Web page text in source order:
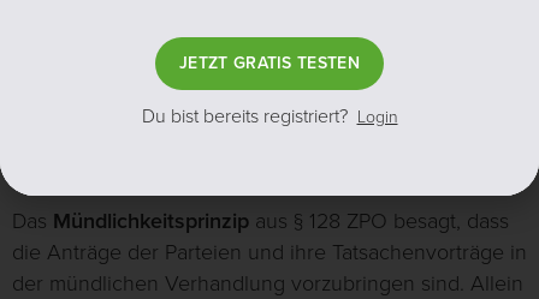
© Lecturio GmbH. Alle Rechte vorbehalten.
Das Mündlichkeitsprinzip aus § 128 ZPO besagt, dass
die Anträge der Parteien und ihre Tatsachenvorträge in
der mündlichen Verhandlung vorzubringen sind. Allein
JETZT GRATIS TESTEN
Du bist bereits registriert? Login